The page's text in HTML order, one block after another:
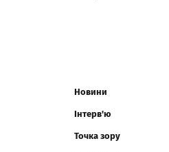
Новини
Інтерв'ю
Точка зору